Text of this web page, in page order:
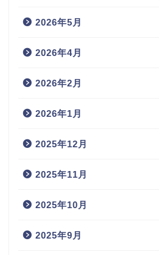
2026年5月
2026年4月
2026年2月
2026年1月
2025年12月
2025年11月
2025年10月
2025年9月